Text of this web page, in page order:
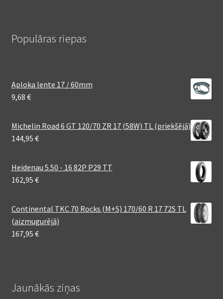
Populāras riepas
Aploka lente 17 / 60mm
9,68 €
Michelin Road 6 GT 120/70 ZR 17 (58W) TL (priekšējā)
144,95 €
Heidenau 5.50 - 16 82P P29 TT
162,95 €
Continental TKC 70 Rocks (M+S) 170/60 R 17 72S TL
(aizmugurējā)
167,95 €
Jaunākās ziņas